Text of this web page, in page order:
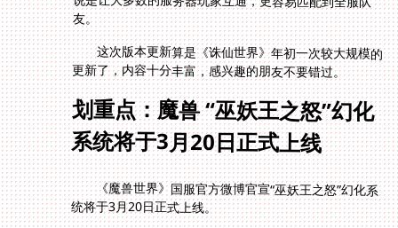
友。
这次版本更新算是《诛仙世界》年初一次较大规模的
更新了，内容十分丰富，感兴趣的朋友不要错过。
划重点：魔兽 “巫妖王之怒”幻化
系统将于3月20日正式上线
《魔兽世界》国服官方微博官宣“巫妖王之怒”幻化系
统将于3月20日正式上线。